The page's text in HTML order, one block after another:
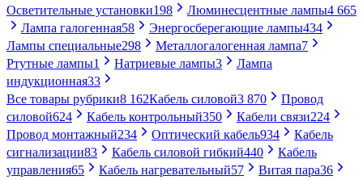
Осветительные установки198 Люминесцентные лампы4 665
Лампа галогенная58 Энергосберегающие лампы434
Лампы специальные298 Металлогалогенная лампа7
Ртутные лампы1 Натриевые лампы3
Лампа
индукционная33
Все товары рубрики8 162Кабель силовой3 870
Провод
силовой624 Кабель контрольный350 Кабели связи224
Провод монтажный234 Оптический кабель934
Кабель
сигнализации83 Кабель силовой гибкий440
Кабель
управления65 Кабель нагревательный57 Витая пара36